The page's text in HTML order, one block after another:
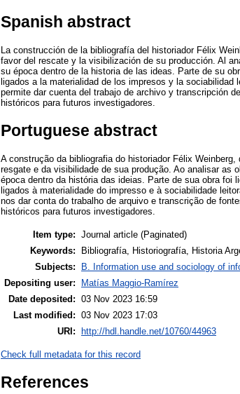
Spanish abstract
La construcción de la bibliografía del historiador Félix
favor del rescate y la visibilización de su producción. Al
su época dentro de la historia de las ideas. Parte de su
ligados a la materialidad de los impresos y la
permite dar cuenta del trabajo de archivo y transcripción
históricos para futuros investigadores.
Portuguese abstract
A construção da bibliografia do historiador Félix
resgate e da visibilidade de sua produção. Ao analisar as
época dentro da história das ideias. Parte de sua obra foi
ligados à materialidade do impresso e à sociabilidade
nos dar conta do trabalho de arquivo e transcrição de
históricos para futuros investigadores.
Item type: Journal article (Paginated)
Keywords:
Bibliografía, Historiografía, Historia
Subjects:
B. Information use and sociology of
Depositing user:
Matías Maggio-Ramírez
Date deposited: 03 Nov 2023 16:59
Last modified: 03 Nov 2023 17:03
URI:
http://hdl.handle.net/10760/44963
Check full metadata for this record
References